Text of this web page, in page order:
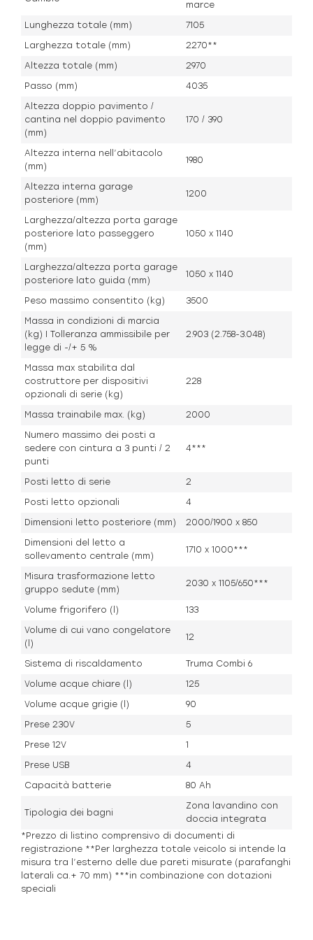
marce
Lunghezza totale (mm) 7105
Larghezza totale (mm) 2270**
Altezza totale (mm) 2970
Passo (mm) 4035
Altezza doppio pavimento /
cantina nel doppio pavimento
(mm)
170 / 390
Altezza interna nell’abitacolo
(mm)
1980
Altezza interna garage
posteriore (mm)
1200
Larghezza/altezza porta garage
posteriore lato passeggero
(mm)
1050 x 1140
Larghezza/altezza porta garage
posteriore lato guida (mm)
1050 x 1140
Peso massimo consentito (kg) 3500
Massa in condizioni di marcia
(kg) I Tolleranza ammissibile per
legge di -/+ 5 %
2.903 (2.758-3.048)
Massa max stabilita dal
costruttore per dispositivi
opzionali di serie (kg)
228
Massa trainabile max. (kg) 2000
Numero massimo dei posti a
sedere con cintura a 3 punti / 2
punti
4***
Posti letto di serie 2
Posti letto opzionali 4
Dimensioni letto posteriore (mm) 2000/1900 x 850
Dimensioni del letto a
sollevamento centrale (mm)
1710 x 1000***
Misura trasformazione letto
gruppo sedute (mm)
2030 x 1105/650***
Volume frigorifero (l) 133
Volume di cui vano congelatore
(l)
12
Sistema di riscaldamento Truma Combi 6
Volume acque chiare (l) 125
Volume acque grigie (l) 90
Prese 230V 5
Prese 12V 1
Prese USB 4
Capacità batterie 80 Ah
Tipologia dei bagni
Zona lavandino con
doccia integrata
*Prezzo di listino comprensivo di documenti di
registrazione **Per larghezza totale veicolo si intende la
misura tra l’esterno delle due pareti misurate (parafanghi
laterali ca.+ 70 mm) ***in combinazione con dotazioni
speciali